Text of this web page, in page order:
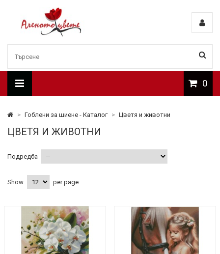
0
> Гоблени за шиене - Каталог > Цветя и животни
ЦВЕТЯ И ЖИВОТНИ
Подредба
Show per page